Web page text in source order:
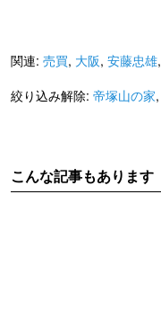
関連: 売買, 大阪, 安藤忠雄,
絞り込み解除: 帝塚山の家,
こんな記事もあります